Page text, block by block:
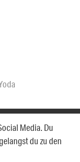
Media. Du
du zu den